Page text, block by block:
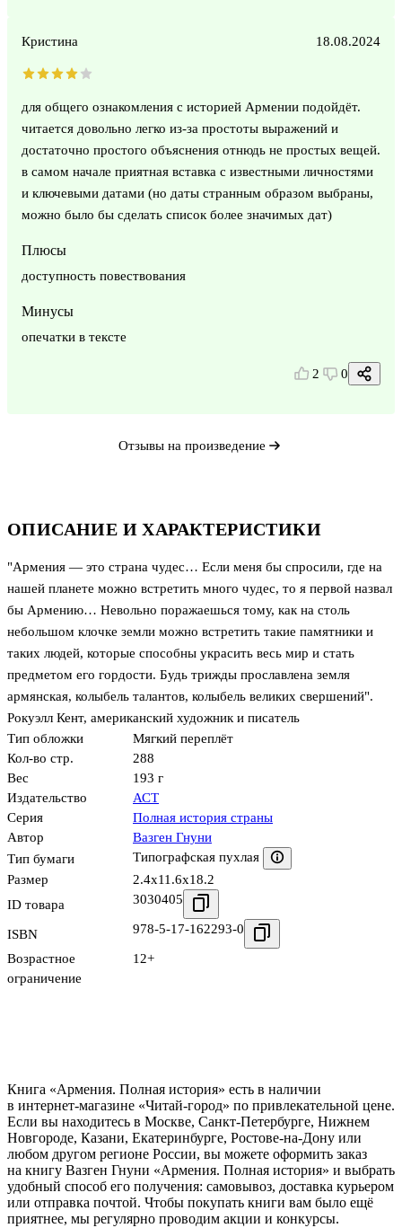
ОПИСАНИЕ И ХАРАКТЕРИСТИКИ
"Армения — это страна чудес… Если меня бы спросили, где на
нашей планете можно встретить много чудес, то я первой назвал
бы Армению… Невольно поражаешься тому, как на столь
небольшом клочке земли можно встретить такие памятники и
таких людей, которые способны украсить весь мир и стать
предметом его гордости. Будь трижды прославлена земля
армянская, колыбель талантов, колыбель великих свершений".
Рокуэлл Кент, американский художник и писатель
Тип обложки
Мягкий переплёт
Кол-во стр.
288
Вес
193 г
Издательство
АСТ
Серия
Полная история страны
Автор
Вазген Гнуни
Тип бумаги
Типографская пухлая
Размер
2.4x11.6x18.2
ID товара
3030405
ISBN 978-5-17-162293-0
Возрастное
ограничение
12+
Кристина 18.08.2024
для общего ознакомления с историей Армении подойдёт.
читается довольно легко из-за простоты выражений и
достаточно простого объяснения отнюдь не простых вещей.
в самом начале приятная вставка с известными личностями
и ключевыми датами (но даты странным образом выбраны,
можно было бы сделать список более значимых дат)
Плюсы
доступность повествования
Минусы
опечатки в тексте
2 0
Отзывы на произведение
Книга «Армения. Полная история» есть в наличии
в интернет-магазине «Читай-город» по привлекательной цене.
Если вы находитесь в Москве, Санкт-Петербурге, Нижнем
Новгороде, Казани, Екатеринбурге, Ростове-на-Дону или
любом другом регионе России, вы можете оформить заказ
на книгу Вазген Гнуни «Армения. Полная история» и выбрать
удобный способ его получения: самовывоз, доставка курьером
или отправка почтой. Чтобы покупать книги вам было ещё
приятнее, мы регулярно проводим акции и конкурсы.